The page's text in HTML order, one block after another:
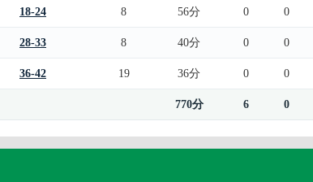
18-24 8 56分 0 0
28-33 8 40分 0 0
36-42 19 36分 0 0
770分 6 0